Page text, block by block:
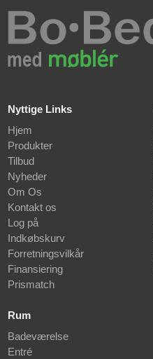
Nyttige Links
Hjem
Produkter
Tilbud
Nyheder
Om Os
Kontakt os
Log på
Indkøbskurv
Forretningsvilkår
Finansiering
Prismatch
Rum
Badeværelse
Entré